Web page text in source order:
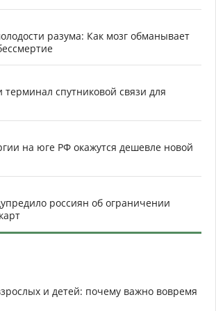
разума: Как мозг обманывает
терминал спутниковой связи для
на юге РФ окажутся дешевле новой
россиян об ограничении
и детей: почему важно вовремя